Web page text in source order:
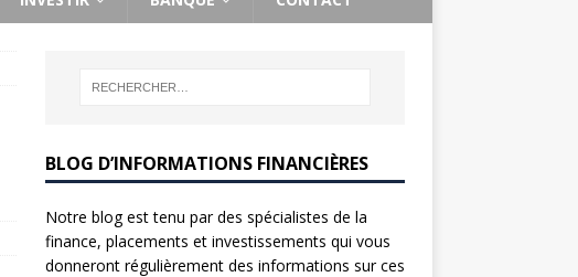
BLOG D’INFORMATIONS FINANCIÈRES
Notre blog est tenu par des spécialistes de la
finance, placements et investissements qui vous
donneront régulièrement des informations sur ces